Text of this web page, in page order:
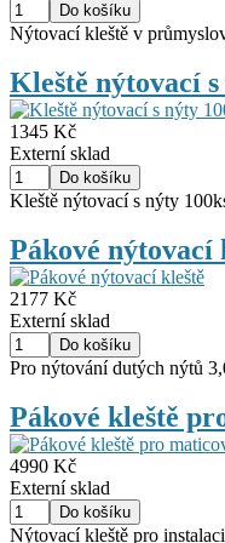
Nýtovací kleště v
Kleště nýtovací
1345 Kč
Externí sklad
Kleště nýtovací s nýty
Pákové nýtovací
2177 Kč
Externí sklad
Pro nýtování dutých nýtů
Pákové kleště
4990 Kč
Externí sklad
Nýtovací kleště pro